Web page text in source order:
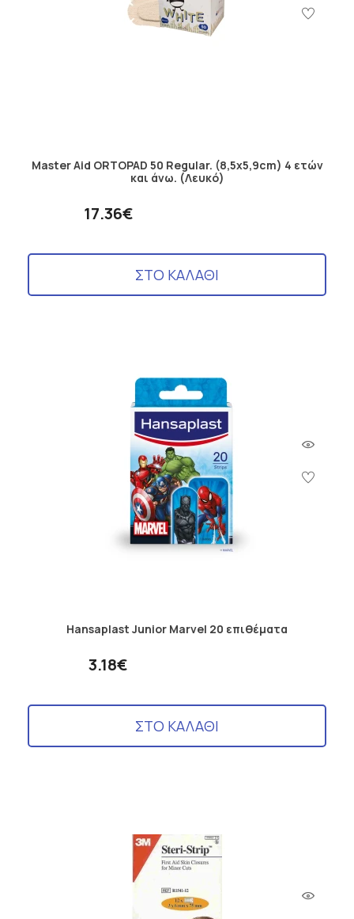
Master Aid ORTOPAD 50 Regular. (8,5x5,9cm) 4 ετών
και άνω. (Λευκό)
17.36€
ΣΤΟ ΚΑΛΑΘΙ
Hansaplast Junior Marvel 20 επιθέματα
3.18€
ΣΤΟ ΚΑΛΑΘΙ